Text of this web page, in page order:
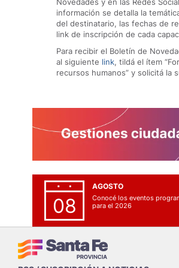
información se detalla la
del destinatario, las fechas de
link de inscripción de cada
Para recibir el Boletín de
al siguiente link, tildá el ítem
recursos humanos” y solicitá la
08
AGOSTO
Conocé los eventos
para el 2026